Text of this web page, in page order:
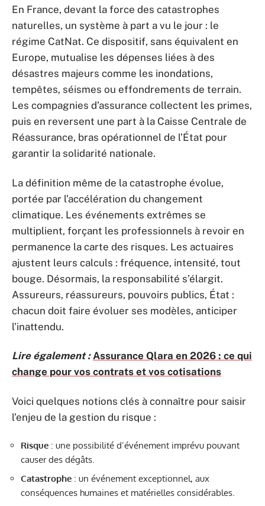
En France, devant la force des catastrophes
naturelles, un système à part a vu le jour : le
régime CatNat. Ce dispositif, sans équivalent en
Europe, mutualise les dépenses liées à des
désastres majeurs comme les inondations,
tempêtes, séismes ou effondrements de terrain.
Les compagnies d’assurance collectent les primes,
puis en reversent une part à la Caisse Centrale de
Réassurance, bras opérationnel de l’État pour
garantir la solidarité nationale.
La définition même de la catastrophe évolue,
portée par l’accélération du changement
climatique. Les événements extrêmes se
multiplient, forçant les professionnels à revoir en
permanence la carte des risques. Les actuaires
ajustent leurs calculs : fréquence, intensité, tout
bouge. Désormais, la responsabilité s’élargit.
Assureurs, réassureurs, pouvoirs publics, État :
chacun doit faire évoluer ses modèles, anticiper
l’inattendu.
Lire également : Assurance Qlara en 2026 : ce qui
change pour vos contrats et vos cotisations
Voici quelques notions clés à connaître pour saisir
l’enjeu de la gestion du risque :
Risque : une possibilité d’événement imprévu pouvant
causer des dégâts.
Catastrophe : un événement exceptionnel, aux
conséquences humaines et matérielles considérables.